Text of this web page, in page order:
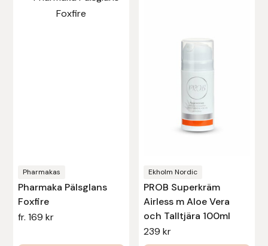
Pharmakas
Pharmaka Pälsglans
Foxfire
fr. 169kr
produkten
produktsidan
Ekholm Nordic
PROB Superkräm
Airless m Aloe Vera
och Talltjära 100ml
239 kr